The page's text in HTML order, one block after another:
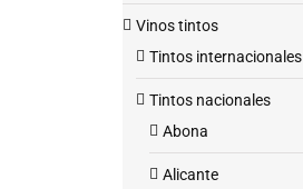
Vinos tintos
Tintos internacionales
Tintos nacionales
Abona
Alicante